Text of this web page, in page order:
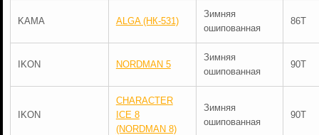
KAMA ALGA (НК-531)
Зимняя
ошипованная
86T
IKON NORDMAN 5
Зимняя
ошипованная
90T
IKON
CHARACTER
ICE 8
(NORDMAN 8)
Зимняя
ошипованная
90T